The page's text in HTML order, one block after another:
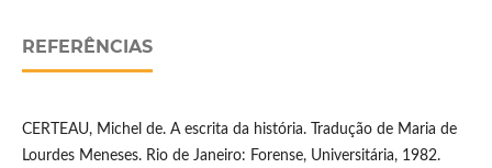
REFERÊNCIAS
CERTEAU, Michel de. A escrita da história. Tradução de Maria de
Lourdes Meneses. Rio de Janeiro: Forense, Universitária, 1982.